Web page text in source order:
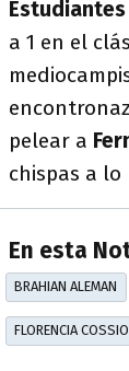
Estudiantes
a 1 en el
pelear a
chispas a
En esta
BRAHIAN ALEMAN
FLORENCIA COSSIO